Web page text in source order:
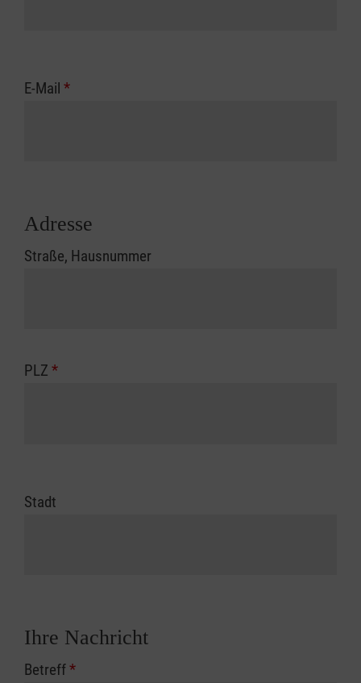
E-Mail *
Adresse
Straße, Hausnummer
PLZ *
Stadt
Ihre Nachricht
Betreff*